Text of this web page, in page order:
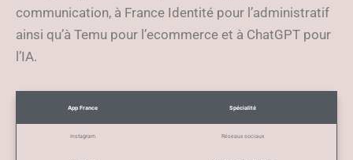
communication, à France Identité pour l’administratif
ainsi qu’à Temu pour l’ecommerce et à ChatGPT pour
l’IA.
App France Spécialité
Instagram Réseaux sociaux